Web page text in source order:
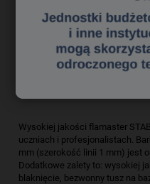
Kod produktu:
fl 1370245
Wysokiej jakości flamaster
uczniach i profesjonalistach.
mm (szerokość linii 1 mm) jest
Dodatkowe zalety to: wysokiej
blaknięcie, bezwonny tusz na